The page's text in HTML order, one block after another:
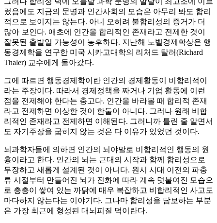
렀음에도 지금의 문명과 인간사회의 모습은 아무리 봐도 합리
적으로 보이지는 않는다. 아니 오히려 불합리성의 증거가 더
많아 보인다. 애초에 인간을 합리적인 존재라고 전제한 것이
잘못된 출발일 가능성이 농후하다. 지난해 노벨경제학상은 행
동경제학을 연구한 미국 시카고대학의 리처드 탈러(Richard
Thaler) 교수에게 돌아갔다.
그에 따르면 행동경제학이란 인간의 경제활동이 비합리적이
라는 주장이다. 따라서 경제정책을 짜거나 기업 활동에 이런
점을 전제해야 한다는 충고다. 인간을 바라볼 때 합리적 존재
라고 전제하면 이상한 것이 한둘이 아니다. 그러나 원래 비합
리적인 존재라고 전제하면 이해된다. 그러니까 틀린 줄 알면서
도 자기주장을 굽히지 않는 것은 다 이유가 있었던 것이다.
뇌과학자들에 의하면 인간의 뇌야말로 비합리적인 행동의 원
흉이라고 한다. 인간의 뇌는 근대의 시작과 함께 합리성으로
무장하고 새롭게 설계된 것이 아니다. 원시 시대 이전의 파충
류 시절부터 만들어진 뇌가 진화에 따라 계속 덧붙여진 모습으
로 층층이 쌓여 있는 까닭에 매우 복잡하고 비합리적인 사고도
마다하지 않는다는 이야기다. 그나마 합리성을 담보하는 부분
은 가장 최근에 형성된 대뇌피질 덕이란다.